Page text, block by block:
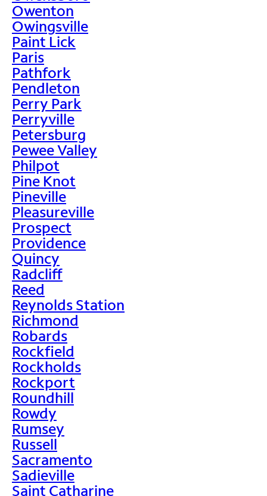
Owenton
Owingsville
Paint Lick
Paris
Pathfork
Pendleton
Perry Park
Perryville
Petersburg
Pewee Valley
Philpot
Pine Knot
Pineville
Pleasureville
Prospect
Providence
Quincy
Radcliff
Reed
Reynolds Station
Richmond
Robards
Rockfield
Rockholds
Rockport
Roundhill
Rowdy
Rumsey
Russell
Sacramento
Sadieville
Saint Catharine